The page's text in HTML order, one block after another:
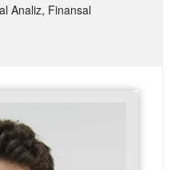
Analiz, Finansal